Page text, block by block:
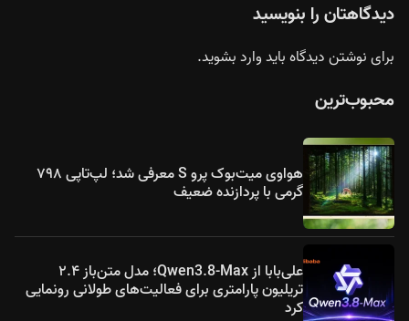
دیدگاهتان را بنویسید
برای نوشتن دیدگاه بایدوارد بشوید.
محبوب‌ترین
هواوی میت‌بوک پرو S معرفی شد؛ لپ‌تاپی ۷۹۸
گرمی با پردازنده ضعیف
علی‌بابا از Qwen3.8-Max؛ مدل متن‌باز ۲.۴
تریلیون پارامتری برای فعالیت‌های طولانی رونمایی
کرد